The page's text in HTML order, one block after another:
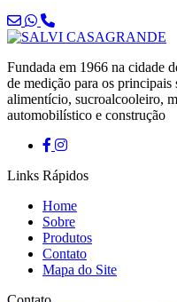
Fundada em 1966 na cidade
de medição para os
alimentício, sucroalcooleiro,
automobilístico e construção
Links Rápidos
Home
Sobre
Produtos
Contato
Mapa do Site